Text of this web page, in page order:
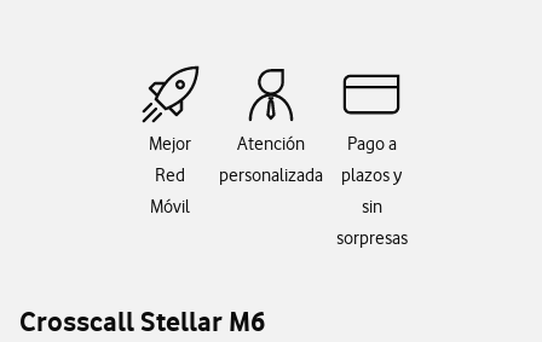
Mejor
Red
Móvil
Atención
personalizada
Pago a
plazos y
sin
sorpresas
Crosscall Stellar M6